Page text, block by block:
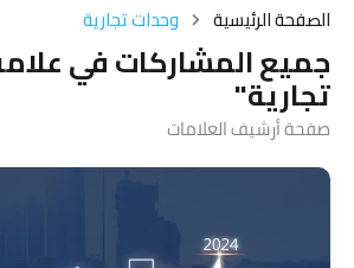
الصفحة الرئيسية وحدات تجارية
جميع المشاركات في
تجارية"
صفحة أرشيف العلامات